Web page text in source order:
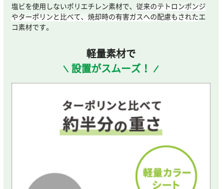
塩ビを使用しないポリエチレン素材で、 従来のテトロンポンジ
やターポリンと比べて、焼却時の有害ガスへの配慮もされたエ
コ素材です。
軽量素材で
設置がスムーズ！